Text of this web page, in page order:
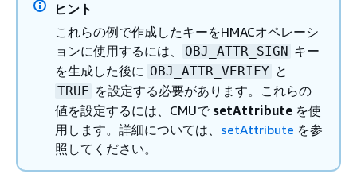
ヒント
これらの例で作成したキーをHMACオペレーシ
ョンに使用するには、
OBJ_ATTR_SIGN キー
を生成した後に OBJ_ATTR_VERIFY と
TRUE を設定する必要があります。これらの
値を設定するには、CMUで setAttribute を使
用します。詳細については、 setAttribute を参
照してください。